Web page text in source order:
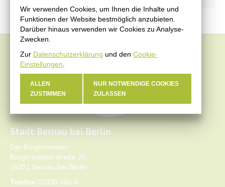
Stadt Bernau bei Berlin
Der Bürgermeister
Bürgermeisterstraße 25
16321 Bernau bei Berlin
Telefon 03338 365-0
Wir verwenden Cookies, um Ihnen die Inhalte und
Funktionen der Website bestmöglich anzubieten.
Darüber hinaus verwenden wir Cookies zu Analyse-
Zwecken.
Zur Datenschutzerklärung und den Cookie-
Einstellungen
ALLEN
ZUSTIMMEN
NUR NOTWENDIGE COOKIES
ZULASSEN